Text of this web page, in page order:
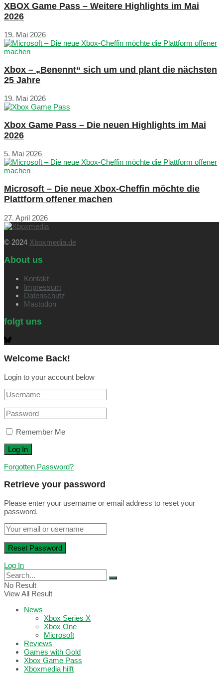
XBOX Game Pass – Weitere Highlights im Mai
2026
19. Mai 2026
Xbox – „Benennt“ sich um und plant die nächsten
25 Jahre
19. Mai 2026
Xbox Game Pass – Die neuen Highlights im Mai
2026
5. Mai 2026
Microsoft – Die neue Xbox-Cheffin möchte die
Plattform offener machen
27. April 2026
© 2024 Xboxmedia.de
About us
Kontakt
Impressum
Datenschutz
Mastodon
folgt uns
Welcome Back!
Login to your account below
Remember Me
Forgotten Password?
Retrieve your password
Please enter your username or email address to reset your
password.
Log In
No Result
View All Result
News
Xbox Series X
Xbox One
Microsoft
Reviews
Games with Gold
Xbox Game Pass
Xboxmedia hilft